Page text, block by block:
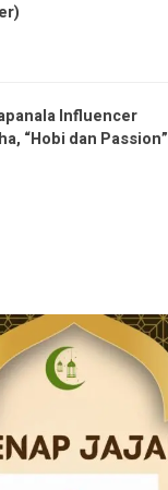
Influencer
“Hobi dan Passion”